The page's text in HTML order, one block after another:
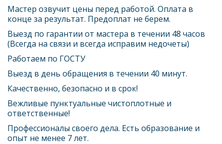
Мастер озвучит цены перед работой. Оплата в
конце за результат. Предоплат не берем.
Выезд по гарантии от мастера в течении 48 часов
(Всегда на связи и всегда исправим недочеты)
Работаем по ГОСТУ
Выезд в день обращения в течении 40 минут.
Качественно, безопасно и в срок!
Вежливые пунктуальные чистоплотные и
ответственные!
Профессионалы своего дела. Есть образование и
опыт не менее 7 лет.